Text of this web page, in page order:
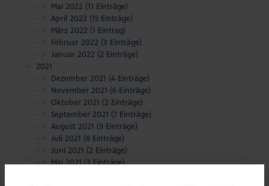
Mai 2022 (11 Einträge)
April 2022 (15 Einträge)
März 2022 (1 Eintrag)
Februar 2022 (3 Einträge)
Januar 2022 (2 Einträge)
2021
Dezember 2021 (4 Einträge)
November 2021 (6 Einträge)
Oktober 2021 (2 Einträge)
September 2021 (7 Einträge)
August 2021 (9 Einträge)
Juli 2021 (8 Einträge)
Juni 2021 (2 Einträge)
Mai 2021(3 Einträge)